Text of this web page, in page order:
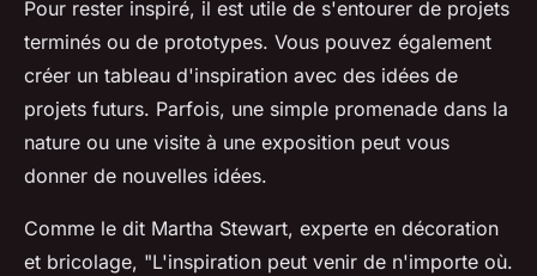
Pour rester inspiré, il est utile de s'entourer de projets
terminés ou de prototypes. Vous pouvez également
créer un tableau d'inspiration avec des idées de
projets futurs. Parfois, une simple promenade dans la
nature ou une visite à une exposition peut vous
donner de nouvelles idées.
Comme le dit Martha Stewart, experte en décoration
et bricolage, "L'inspiration peut venir de n'importe où.